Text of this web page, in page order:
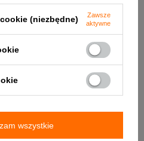
(niezbędne)
Zawsze
aktywne
wszystkie